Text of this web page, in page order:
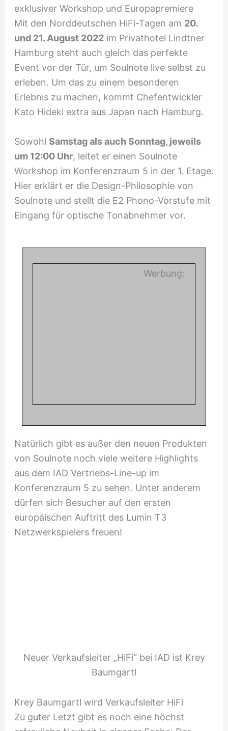
exklusiver Workshop und Europapremiere
Mit den Norddeutschen HiFi-Tagen am 20.
und 21. August 2022im Privathotel Lindtner
Hamburg steht auch gleich das perfekte
Event vor der Tür, um Soulnote live selbst zu
erleben. Um das zu einem besonderen
Erlebnis zu machen, kommt Chefentwickler
Kato Hideki extra aus Japan nach Hamburg.
Sowohl Samstag als auch Sonntag, jeweils
um 12:00 Uhr, leitet er einen Soulnote
Workshop im Konferenzraum 5 in der 1. Etage.
Hier erklärt er die Design-Philosophie von
Soulnote und stellt die E2 Phono-Vorstufe mit
Eingang für optische Tonabnehmer vor.
Werbung:
Natürlich gibt es außer den neuen Produkten
von Soulnote noch viele weitere Highlights
aus dem IAD Vertriebs-Line-up im
Konferenzraum 5 zu sehen. Unter anderem
dürfen sich Besucher auf den ersten
europäischen Auftritt des Lumin T3
Netzwerkspielers freuen!
Neuer Verkaufsleiter „HiFi“ bei IAD ist Krey
Baumgartl
Krey Baumgartl wird Verkaufsleiter HiFi
Zu guter Letzt gibt es noch eine höchst